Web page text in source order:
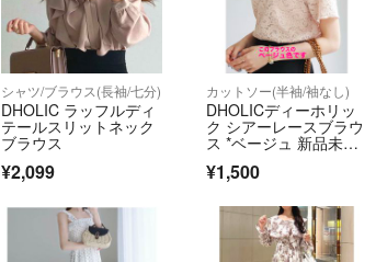
シャツ/ブラウス(長袖/七分)
DHOLIC ラッフルディ
テールスリットネック
ブラウス
¥2,099
カットソー(半袖/袖なし)
DHOLICディーホリッ
ク シアーレースブラウ
ス *ベージュ 新品未使
¥1,500